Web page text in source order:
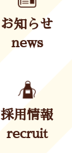
お知らせ
news
採用情報
recruit